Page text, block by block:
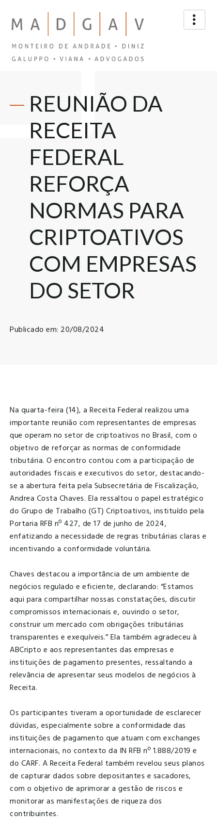
REUNIÃO DA
RECEITA
FEDERAL
REFORÇA
NORMAS PARA
CRIPTOATIVOS
COM EMPRESAS
DO SETOR
Publicado em: 20/08/2024
Na quarta-feira (14), a Receita Federal realizou uma
importante reunião com representantes de empresas
que operam no setor de criptoativos no Brasil, com o
objetivo de reforçar as normas de conformidade
tributária. O encontro contou com a participação de
autoridades fiscais e executivos do setor, destacando-
se a abertura feita pela Subsecretária de Fiscalização,
Andrea Costa Chaves. Ela ressaltou o papel estratégico
do Grupo de Trabalho (GT) Criptoativos, instituído pela
Portaria RFB nº 427, de 17 de junho de 2024,
enfatizando a necessidade de regras tributárias claras e
incentivando a conformidade voluntária.
Chaves destacou a importância de um ambiente de
negócios regulado e eficiente, declarando: “Estamos
aqui para compartilhar nossas constatações, discutir
compromissos internacionais e, ouvindo o setor,
construir um mercado com obrigações tributárias
transparentes e exequíveis.” Ela também agradeceu à
ABCripto e aos representantes das empresas e
instituições de pagamento presentes, ressaltando a
relevância de apresentar seus modelos de negócios à
Receita.
Os participantes tiveram a oportunidade de esclarecer
dúvidas, especialmente sobre a conformidade das
instituições de pagamento que atuam com exchanges
internacionais, no contexto da IN RFB nº 1.888/2019 e
do CARF. A Receita Federal também revelou seus planos
de capturar dados sobre depositantes e sacadores,
com o objetivo de aprimorar a gestão de riscos e
monitorar as manifestações de riqueza dos
contribuintes.